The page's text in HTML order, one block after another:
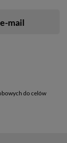
mail
do celów